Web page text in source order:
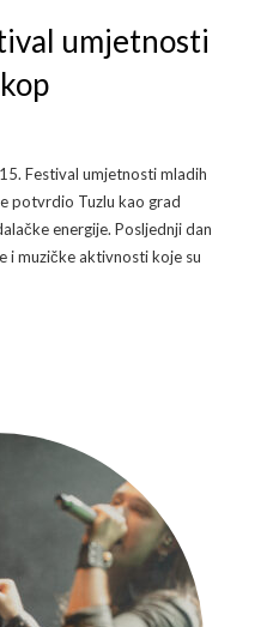
umjetnosti
Festival umjetnosti mladih
potvrdio Tuzlu kao grad
energije. Posljednji dan
i muzičke aktivnosti koje su